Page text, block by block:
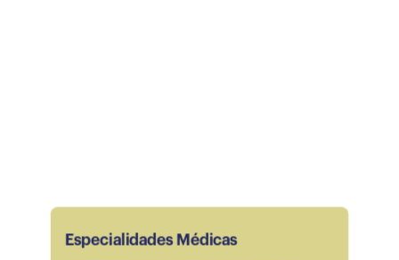
Especialidades Médicas